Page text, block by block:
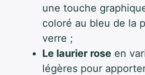
une touche
coloré au bleu de la
verre ;
Le laurier rose en
légères pour